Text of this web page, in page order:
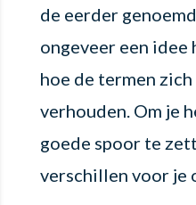
de eerder
ongeveer een idee
hoe de termen
verhouden. Om je
goede spoor te
verschillen voor je